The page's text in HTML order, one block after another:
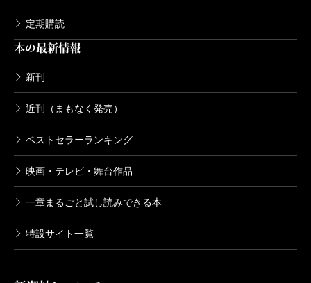
定期購読
本の最新情報
新刊
近刊（まもなく発売）
ベストセラーランキング
映画・テレビ・舞台作品
一章まるごと試し読みできる本
特設サイト一覧